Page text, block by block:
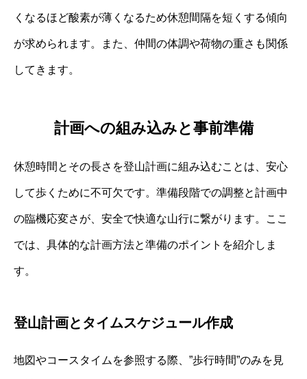
くなるほど酸素が薄くなるため休憩間隔を短くする傾向
が求められます。また、仲間の体調や荷物の重さも関係
してきます。
計画への組み込みと事前準備
休憩時間とその長さを登山計画に組み込むことは、安心
して歩くために不可欠です。準備段階での調整と計画中
の臨機応変さが、安全で快適な山行に繋がります。ここ
では、具体的な計画方法と準備のポイントを紹介しま
す。
登山計画とタイムスケジュール作成
地図やコースタイムを参照する際、”歩行時間”のみを見